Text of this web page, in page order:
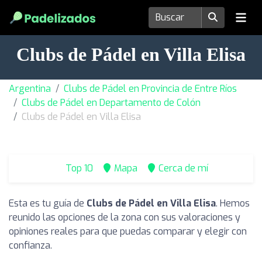
Clubs de Pádel en Villa Elisa
Argentina
Clubs de Pádel en Provincia de Entre Ríos
Clubs de Pádel en Departamento de Colón
Clubs de Pádel en Villa Elisa
Top 10 Mapa Cerca de mí
Esta es tu guía de Clubs de Pádel en Villa Elisa. Hemos
reunido las opciones de la zona con sus valoraciones y
opiniones reales para que puedas comparar y elegir con
confianza.